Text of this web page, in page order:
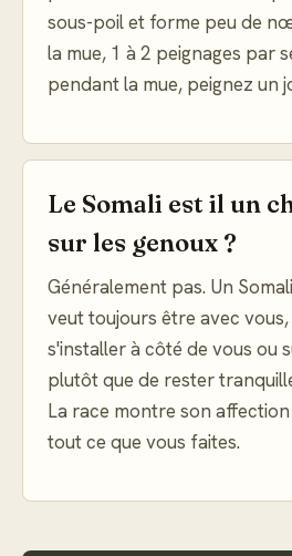
sous-poil et forme peu de
la mue, 1 à 2 peignages par
pendant la mue, peignez un
Le Somali est il un
sur les genoux ?
Généralement pas. Un
veut toujours être avec
s'installer à côté de vous ou
plutôt que de rester
La race montre son
tout ce que vous faites.